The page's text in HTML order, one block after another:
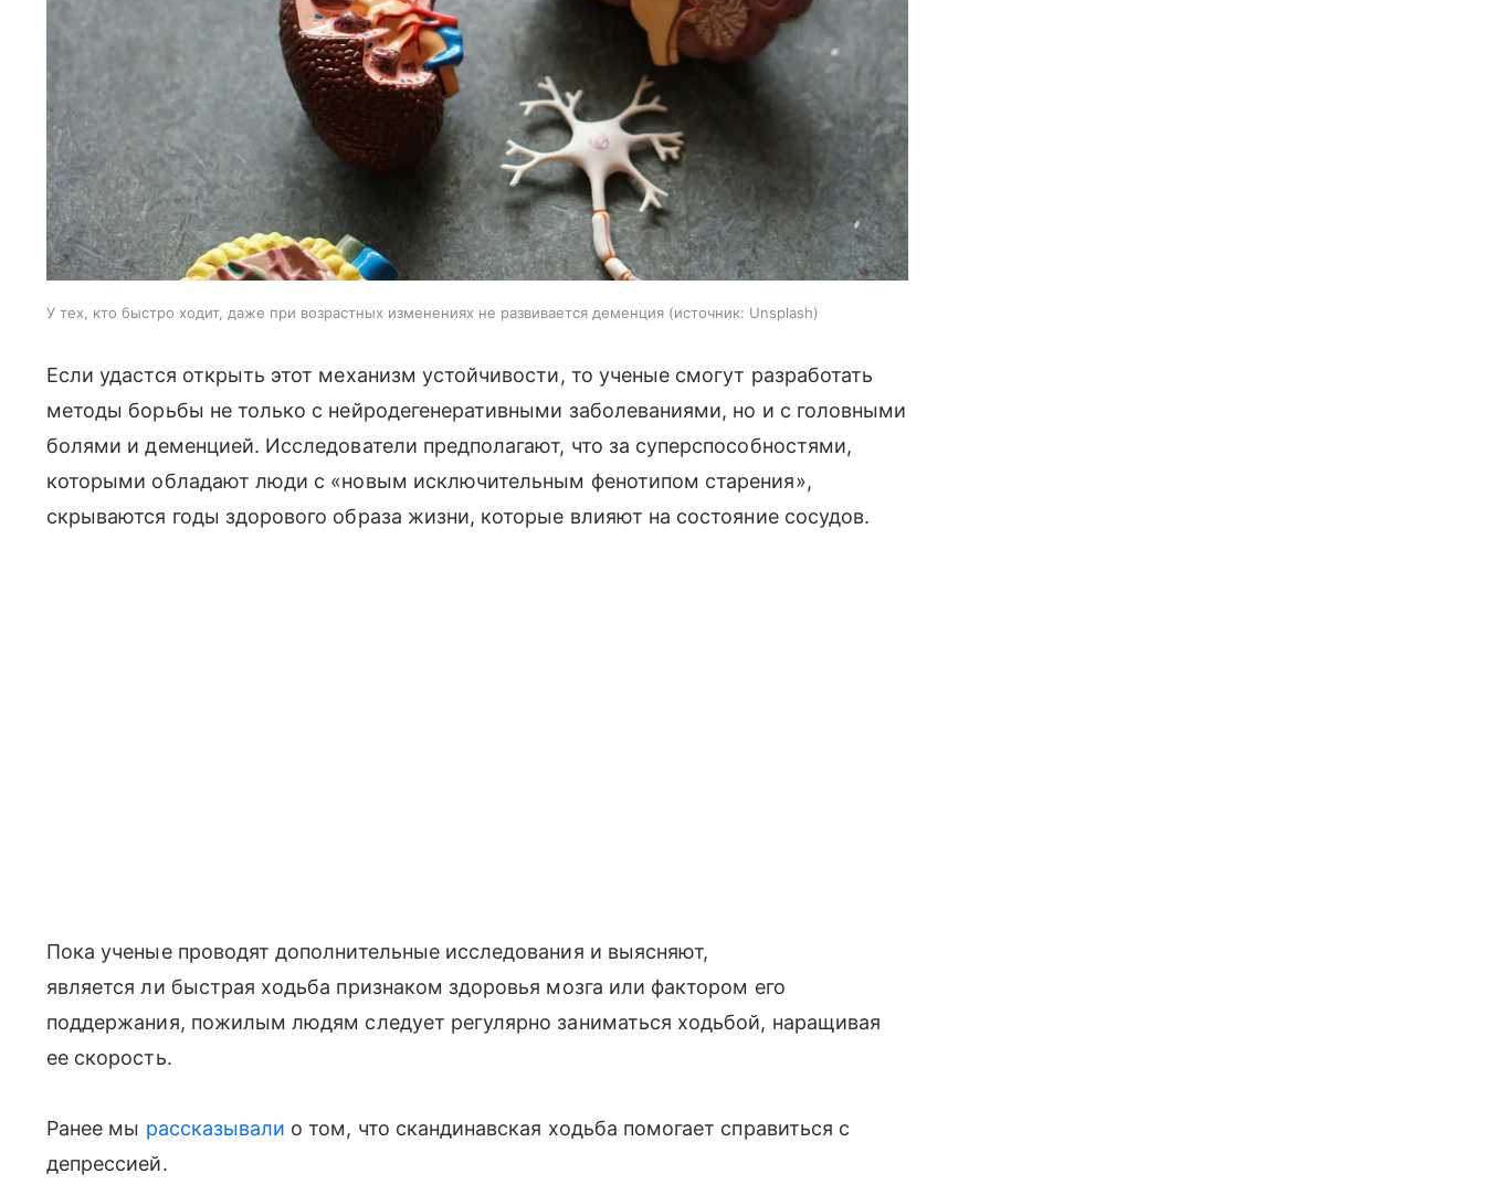
У тех, кто быстро ходит, даже при возрастных изменениях не развивается деменция источник: Unsplash
Если удастся открыть этот механизм устойчивости, то ученые смогут разработать
методы борьбы не только с нейродегенеративными заболеваниями, но и с головными
болями и деменцией. Исследователи предполагают, что за суперспособностями,
которыми обладают люди с «новым исключительным фенотипом старения»,
скрываются годы здорового образа жизни, которые влияют на состояние сосудов.
Пока ученые проводят дополнительные исследования и выясняют,
является ли быстрая ходьба признаком здоровья мозга или фактором его
поддержания, пожилым людям следует регулярно заниматься ходьбой, наращивая
ее скорость.
Ранее мы рассказывали о том, что скандинавская ходьба помогает справиться с
депрессией.